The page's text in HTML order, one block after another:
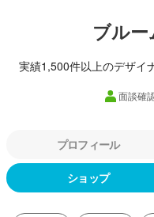
ブル
実績1,500件以上のデザイ
面談確
プロフィール
ショップ